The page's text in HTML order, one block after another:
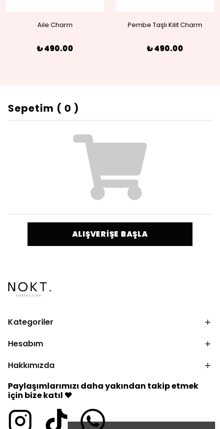
Aile Charm
₺ 490.00
Pembe Taşlı Kilit Charm
₺ 490.00
Sepetim ( 0 )
ALIŞVERİŞE BAŞLA
Kategoriler
Hesabım
Hakkımızda
Paylaşımlarımızı daha yakından takip etmek
için bize katıl ♥